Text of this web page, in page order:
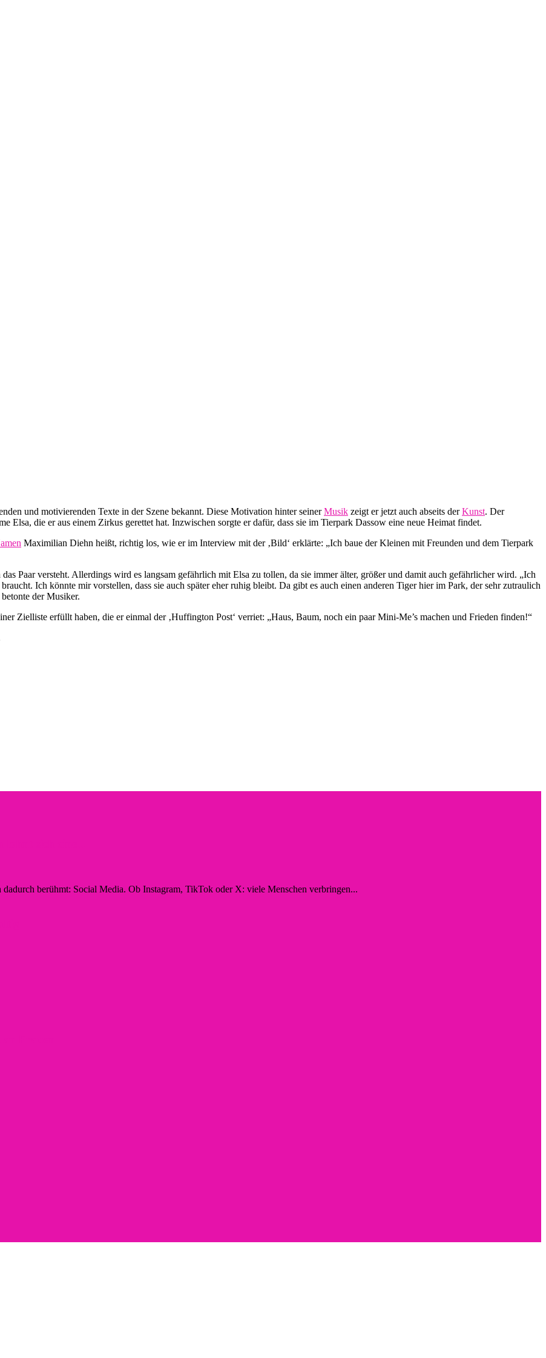
und motivierenden Texte in der Szene bekannt. Diese Motivation hinter seinerMusik zeigt er jetzt auch abseits derKunst. Der
Elsa, die er aus einem Zirkus gerettet hat. Inzwischen sorgte er dafür, dass sie im Tierpark Dassow eine neue Heimat findet.
Maximilian Diehn heißt, richtig los, wie er im Interview mit der ‚Bild‘ erklärte: „Ich baue der Kleinen mit Freunden und dem Tierpark
Paar versteht. Allerdings wird es langsam gefährlich mit Elsa zu tollen, da sie immer älter, größer und damit auch gefährlicher wird. „Ich
Ich könnte mir vorstellen, dass sie auch später eher ruhig bleibt. Da gibt es auch einen anderen Tiger hier im Park, der sehr zutraulich
der Musiker.
Zielliste erfüllt haben, die er einmal der ‚Huffington Post‘ verriet: „Haus, Baum, noch ein paar Mini-Me’s machen und Frieden finden!“
dadurch berühmt: Social Media. Ob Instagram, TikTok oder X: viele Menschen verbringen...